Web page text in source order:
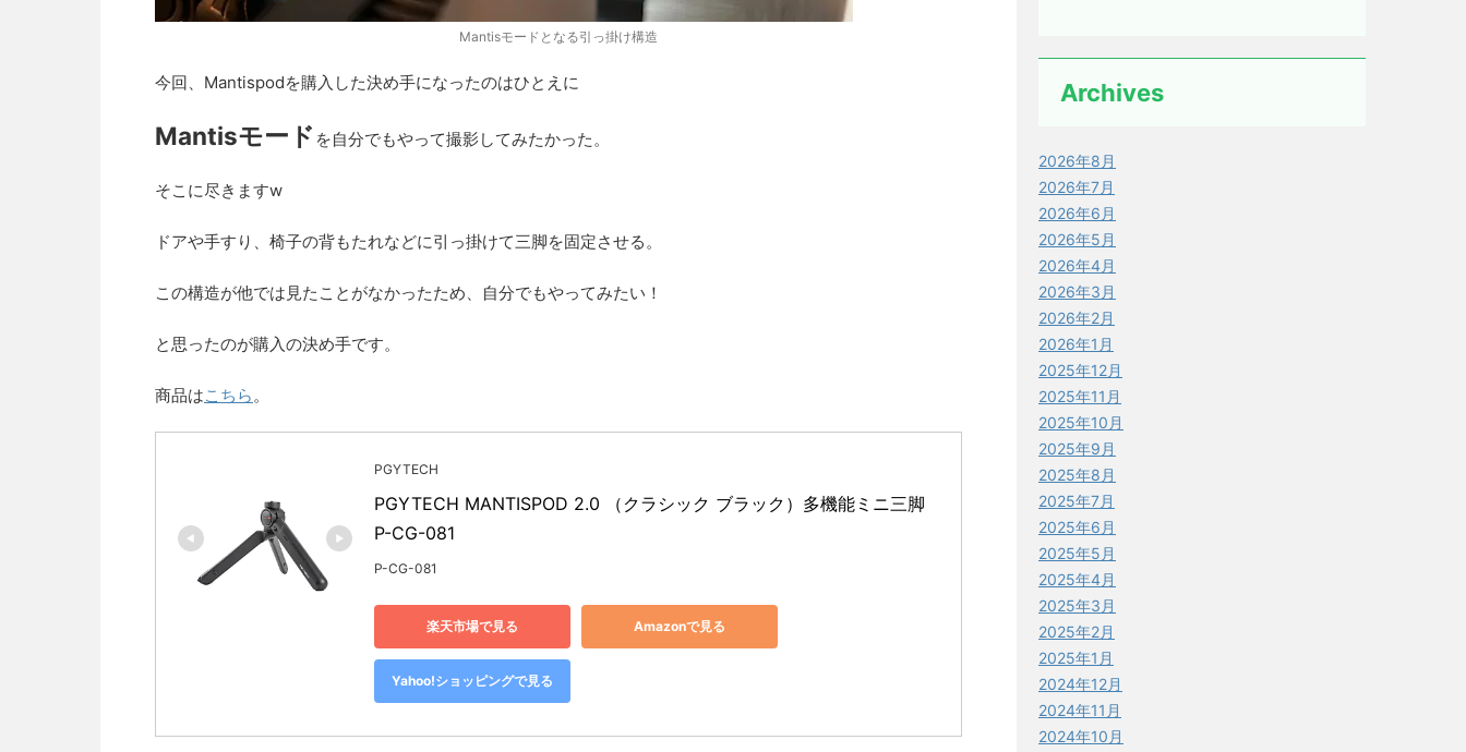
Mantisモードとなる引っ掛け構造
今回、Mantispodを購入した決め手になったのはひとえに
Mantisモード を自分でもやって撮影してみたかった。
そこに尽きますw
ドアや手すり、椅子の背もたれなどに引っ掛けて三脚を固定させる。
この構造が他では見たことがなかったため、自分でもやってみたい！
と思ったのが購入の決め手です。
商品はこちら 。
PGYTECH
PGYTECH MANTISPOD 2.0 （クラシック ブラック）多機能ミニ三脚
P-CG-081
P-CG-081
楽天市場で見る Amazonで見る
Yahoo!ショッピングで見る
Archives
2026年8月
2026年7月
2026年6月
2026年5月
2026年4月
2026年3月
2026年2月
2026年1月
2025年12月
2025年11月
2025年10月
2025年9月
2025年8月
2025年7月
2025年6月
2025年5月
2025年4月
2025年3月
2025年2月
2025年1月
2024年12月
2024年11月
2024年10月